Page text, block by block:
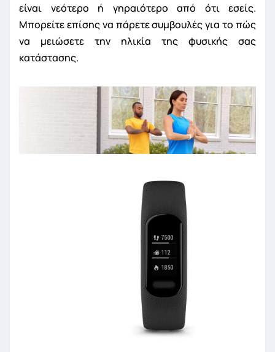
είναι νεότερο ή γηραιότερο από ότι εσείς.
Μπορείτε επίσης να πάρετε συμβουλές για το πώς
να μειώσετε την ηλικία της φυσικής σας
κατάστασης.